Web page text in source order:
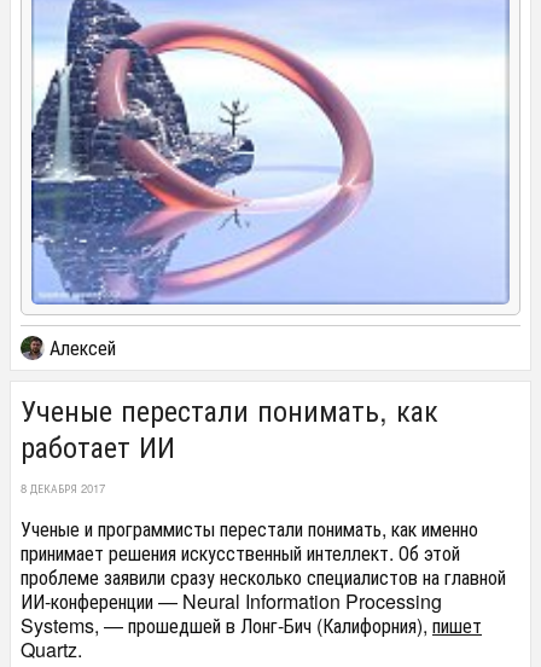
Алексей
Ученые перестали понимать, как
работает ИИ
8 ДЕКАБРЯ 2017
Ученые и программисты перестали понимать, как именно
принимает решения искусственный интеллект. Об этой
проблеме заявили сразу несколько специалистов на главной
ИИ-конференции — Neural Information Processing
Systems, — прошедшей в Лонг-Бич (Калифорния), пишет
Quartz.